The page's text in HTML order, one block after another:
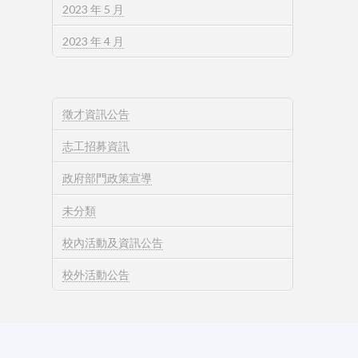
2023 年 5 月
2023 年 4 月
徵才資訊公告
志工招募資訊
政府部門政策宣導
未分類
校內活動及資訊公告
校外活動公告